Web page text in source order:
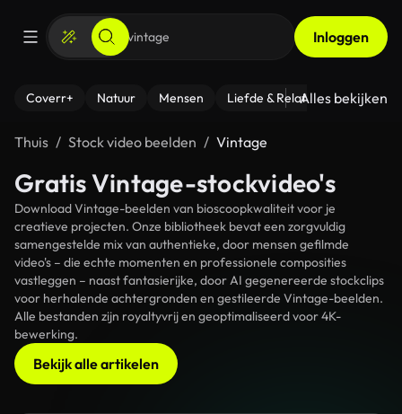
Inloggen
Coverr+ Natuur Mensen Liefde & Relaties - Fitness
Alles bekijken
Thuis Stock video beelden Vintage
Gratis Vintage-stockvideo's
Download Vintage-beelden van bioscoopkwaliteit voor je
creatieve projecten. Onze bibliotheek bevat een zorgvuldig
samengestelde mix van authentieke, door mensen gefilmde
video's – die echte momenten en professionele composities
vastleggen – naast fantasierijke, door AI gegenereerde stockclips
voor herhalende achtergronden en gestileerde Vintage-beelden.
Alle bestanden zijn royaltyvrij en geoptimaliseerd voor 4K-
bewerking.
Bekijk alle artikelen